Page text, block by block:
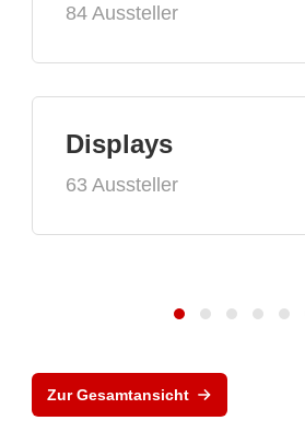
84 Aussteller
Displays
63 Aussteller
Zur Gesamtansicht